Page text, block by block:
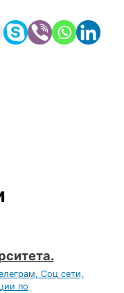
Соц сети,
по